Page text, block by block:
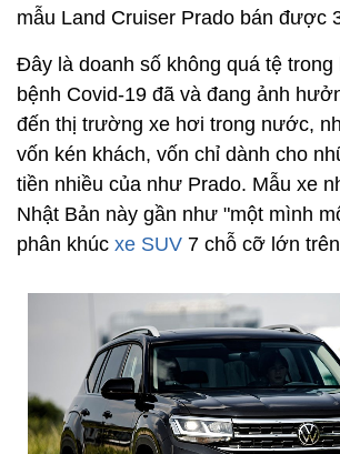
mẫu Land Cruiser Prado bán được
Đây là doanh số không quá tệ trong
bệnh Covid-19 đã và đang ảnh
đến thị trường xe hơi trong nước,
vốn kén khách, vốn chỉ dành cho
tiền nhiều của như Prado. Mẫu xe
Nhật Bản này gần như "một mình
phân khúc xe SUV 7 chỗ cỡ lớn